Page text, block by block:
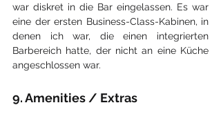
war diskret in die Bar eingelassen. Es war
eine der ersten Business-Class-Kabinen, in
denen ich war, die einen integrierten
Barbereich hatte, der nicht an eine Küche
angeschlossen war.
9. Amenities / Extras